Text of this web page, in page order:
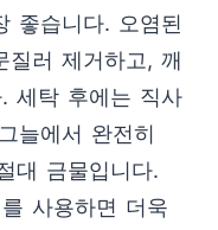
좋습니다. 오염된
질러 제거하고, 깨
세탁 후에는 직사
늘에서 완전히
대 금물입니다.
사용하면 더욱